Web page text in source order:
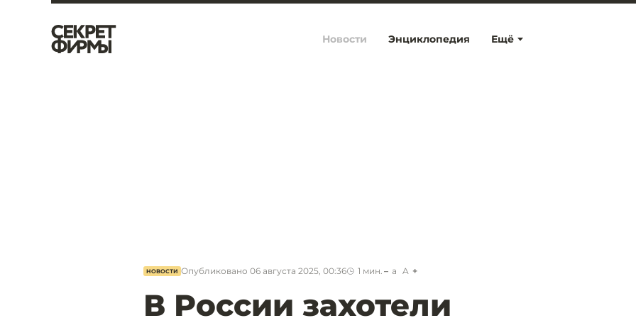
Ещё
Новости Энциклопедия
НОВОСТИ Опубликовано 06 августа 2025, 00:36 1 мин. a A
В России захотели